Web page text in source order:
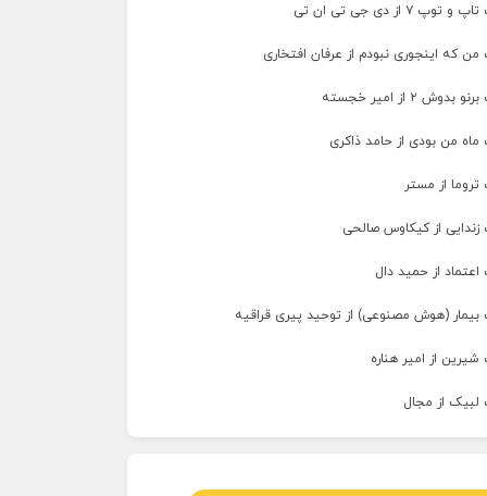
۷ از دی جی تی ان تی
من که اینجوری نبودم از عرفان افتخاری
۲ از امیر خجسته
ماه من بودی از حامد ذاکری
تروما از مستر
زندایی از کیکاوس صالحی
اعتماد از حمید دال
بیمار (هوش مصنوعی) از توحید پیری قراقیه
شیرین از امیر هناره
لبیک از مجال